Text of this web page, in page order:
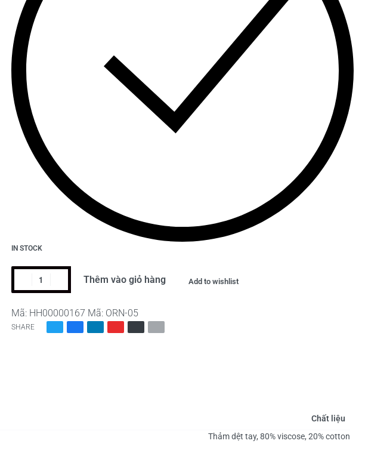
IN STOCK
Thêm vào giỏ hàng Add to wishlist
Mã: HH00000167 Mã: ORN-05
SHARE
Chất liệu
Thảm dệt tay, 80% viscose, 20% cotton